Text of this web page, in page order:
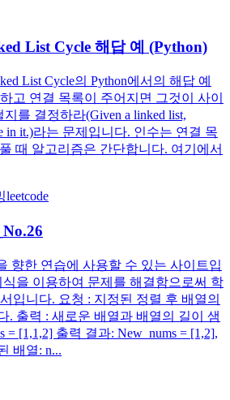
List Cycle 해답 예 (Python)
List Cycle의 Python에서의 해답 예
고 연결 목록이 주어지면 그것이 사이
를 결정하라(Given a linked list,
in it.)라는 문제입니다. 인수는 연결 목
때 알고리즘은 간단합니다. 여기에서
leetcode
향한 연습에 사용할 수 있는 사이트입
을 이용하여 문제를 해결함으로써 학
입니다. 요청 : 지정된 정렬 후 배열의
. 출력 : 새로운 배열과 배열의 길이 샘
= [1,1,2] 출력 결과: New_nums = [1,2],
배열: n...